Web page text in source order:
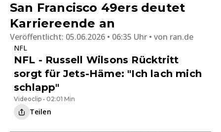
San Francisco 49ers deutet
Karriereende an
Veröffentlicht: 05.06.2026 • 06:35 Uhr von ran.de
NFL
NFL - Russell Wilsons Rücktritt
sorgt für Jets-Häme: "Ich lach mich
schlapp"
Videoclip • 02:01 Min
Teilen